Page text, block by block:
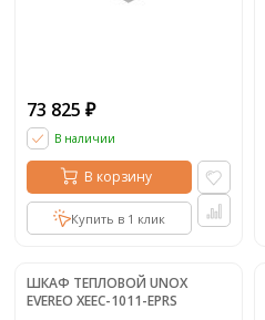
73 825 ₽
В наличии
В корзину
Купить в 1 клик
ШКАФ ТЕПЛОВОЙ UNOX
EVEREO XEEC-1011-EPRS